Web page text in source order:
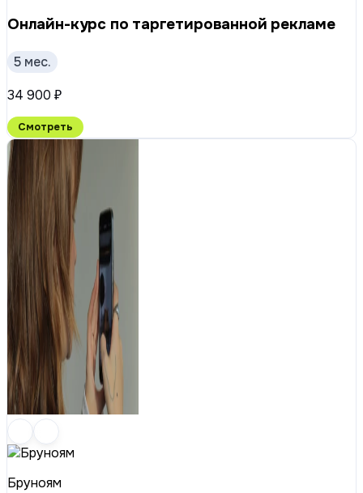
Онлайн-курс по таргетированной рекламе
5 мес.
34 900 ₽
Смотреть
Бруноям